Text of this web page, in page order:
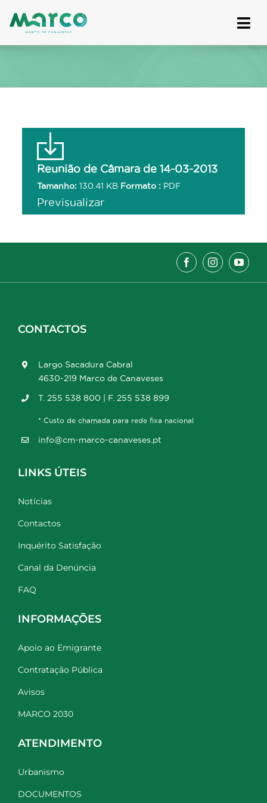
to
Reunião de Câmara de 14-03-2013
Tamanho: 130.41 KB Formato : PDF
Previsualizar
CONTACTOS
Largo Sacadura Cabral
4630-219 Marco de Canaveses
T. 255 538 800 | F. 255 538 899
* Custo de chamada para rede fixa nacional
info@cm-marco-canaveses.pt
LINKS ÚTEIS
Notícias
Contactos
Inquérito Satisfação
Canal da Denúncia
FAQ
INFORMAÇÕES
Apoio ao Emigrante
Contratação Pública
Avisos
MARCO 2030
ATENDIMENTO
Urbanismo
DOCUMENTOS